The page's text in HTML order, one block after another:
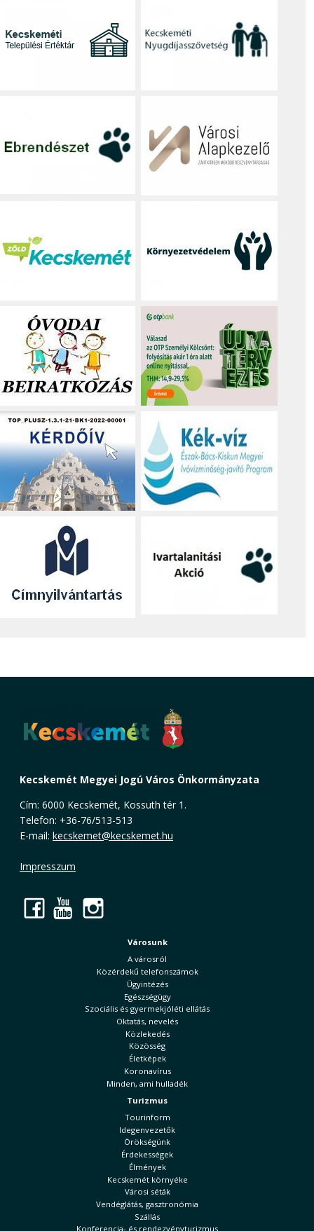
Kecskemét Megyei Jogú Város Önkormányzata
Cím: 6000 Kecskemét, Kossuth tér 1.
Telefon: +36-76/513-513
E-mail: kecskemet@kecskemet.hu
Impresszum
Facebook
YouTube
Városunk
A városról
Közérdekű telefonszámok
Ügyintézés
Egészségügy
Szociális és gyermekjóléti ellátás
Oktatás, nevelés
Közlekedés
Közösség
Életképek
Koronavírus
Minden, ami hulladék
Turizmus
Tourinform
Idegenvezetők
Örökségünk
Érdekességek
Élmények
Kecskemét környéke
Városi séták
Vendéglátás, gasztronómia
Szállás
Konferencia- és rendezvényturizmus